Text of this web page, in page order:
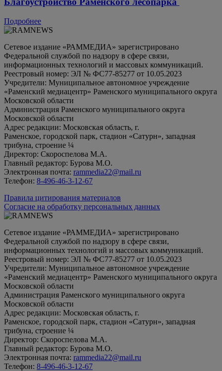
Подробнее
Сетевое издание «РАММЕДИА» зарегистрировано
Федеральной службой по надзору в сфере связи,
информационных технологий и массовых коммуникаций.
Реестровый номер: ЭЛ № ФС77-85277 от 10.05.2023
Учредители: Муниципальное автономное учреждение
«Раменский медиацентр» Раменского муниципального округа
Московской области
Администрация Раменского муниципального округа
Московской области
Адрес редакции: Московская область, г.
Раменское, городской парк, стадион «Сатурн», западная
трибуна, строение ¼
Директор: Скороспелова М.А.
Главный редактор: Бурова М.О.
Электронная почта: rammedia22@mail.ru
Телефон: 8-496-46-3-12-67
Правила цитирования материалов
Согласие на обработку персональных данных
Сетевое издание «РАММЕДИА» зарегистрировано
Федеральной службой по надзору в сфере связи,
информационных технологий и массовых коммуникаций.
Реестровый номер: ЭЛ № ФС77-85277 от 10.05.2023
Учредители: Муниципальное автономное учреждение
«Раменский медиацентр» Раменского муниципального округа
Московской области
Администрация Раменского муниципального округа
Московской области
Адрес редакции: Московская область, г.
Раменское, городской парк, стадион «Сатурн», западная
трибуна, строение ¼
Директор: Скороспелова М.А.
Главный редактор: Бурова М.О.
Электронная почта: rammedia22@mail.ru
Телефон: 8-496-46-3-12-67